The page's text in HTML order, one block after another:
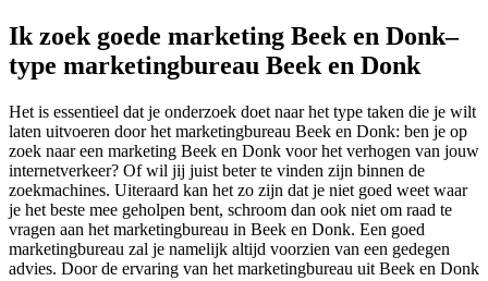
Ik zoek goede marketing Beek en Donk–
type marketingbureau Beek en Donk
Het is essentieel dat je onderzoek doet naar het type taken die je wilt
laten uitvoeren door het marketingbureau Beek en Donk: ben je op
zoek naar een marketing Beek en Donk voor het verhogen van jouw
internetverkeer? Of wil jij juist beter te vinden zijn binnen de
zoekmachines. Uiteraard kan het zo zijn dat je niet goed weet waar
je het beste mee geholpen bent, schroom dan ook niet om raad te
vragen aan het marketingbureau in Beek en Donk. Een goed
marketingbureau zal je namelijk altijd voorzien van een gedegen
advies. Door de ervaring van het marketingbureau uit Beek en Donk